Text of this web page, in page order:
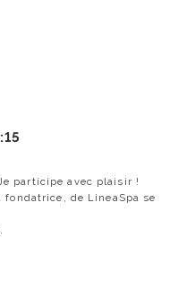
participe avec plaisir !
de LineaSpa se